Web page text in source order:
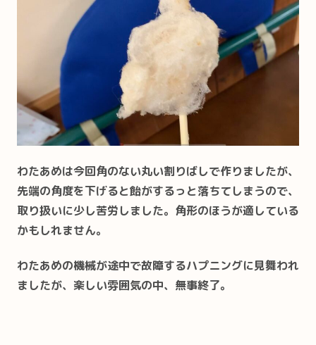
わたあめは今回角のない丸い割りばしで作りましたが、
先端の角度を下げると飴がするっと落ちてしまうので、
取り扱いに少し苦労しました。角形のほうが適している
かもしれません。
わたあめの機械が途中で故障するハプニングに見舞われ
ましたが、楽しい雰囲気の中、無事終了。